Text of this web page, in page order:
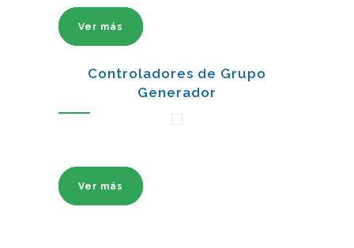
Ver más
Controladores de Grupo
Generador
Ver más